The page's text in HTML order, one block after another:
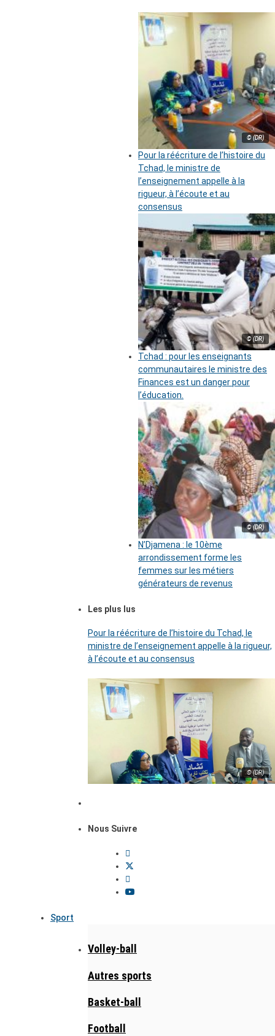
© (DR)
Pour la réécriture de l’histoire du
Tchad, le ministre de
l’enseignement appelle à la
rigueur, à l’écoute et au
consensus
© (DR)
Tchad : pour les enseignants
communautaires le ministre des
Finances est un danger pour
l’éducation.
© (DR)
N’Djamena : le 10ème
arrondissement forme les
femmes sur les métiers
générateurs de revenus
Les plus lus
Pour la réécriture de l’histoire du Tchad, le
ministre de l’enseignement appelle à la rigueur,
à l’écoute et au consensus
© (DR)
Nous Suivre
Sport
Volley-ball
Autres sports
Basket-ball
Football